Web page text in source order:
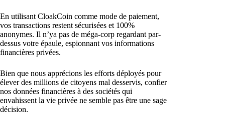
En utilisant CloakCoin comme mode de paiement,
vos transactions restent sécurisées et 100%
anonymes. Il n’ya pas de méga-corp regardant par-
dessus votre épaule, espionnant vos informations
financières privées.
Bien que nous apprécions les efforts déployés pour
élever des millions de citoyens mal desservis, confier
nos données financières à des sociétés qui
envahissent la vie privée ne semble pas être une sage
décision.